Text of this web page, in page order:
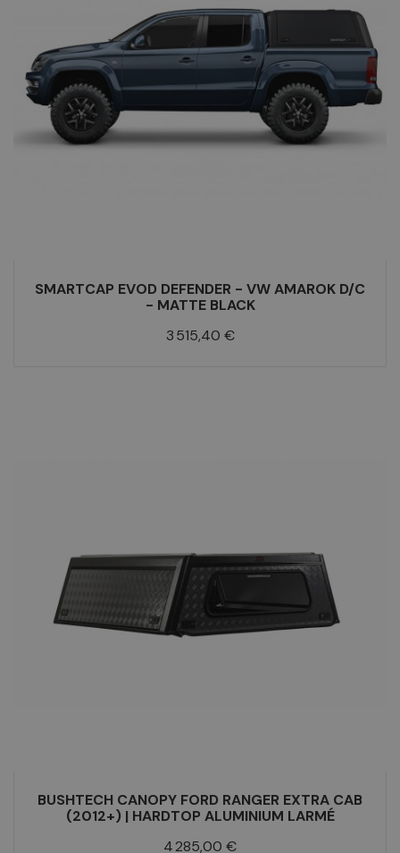
SMARTCAP EVOD DEFENDER - VW AMAROK D/C
- MATTE BLACK
Prix
3 515,40 €
BUSHTECH CANOPY FORD RANGER EXTRA CAB
(2012+) | HARDTOP ALUMINIUM LARMÉ
Prix
4 285,00 €